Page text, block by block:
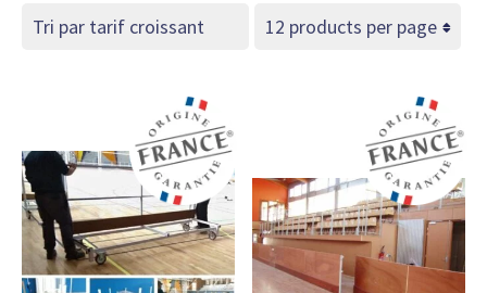
Hockey
Rambardes et Plinthes